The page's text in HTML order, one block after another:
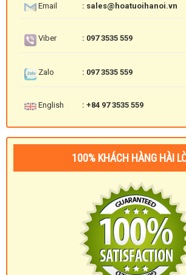
Email : sales@hoatuoihanoi.vn
Viber : 097 3535 559
Zalo : 097 3535 559
English : +84 97 3535 559
100% KHÁCH HÀNG HÀI